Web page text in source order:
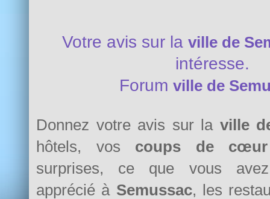
Votre avis sur la ville de
intéresse.
Forum ville de
Donnez votre avis sur la ville
hôtels, vos coups de cœur
surprises, ce que vous avez
apprécié à Semussac, les